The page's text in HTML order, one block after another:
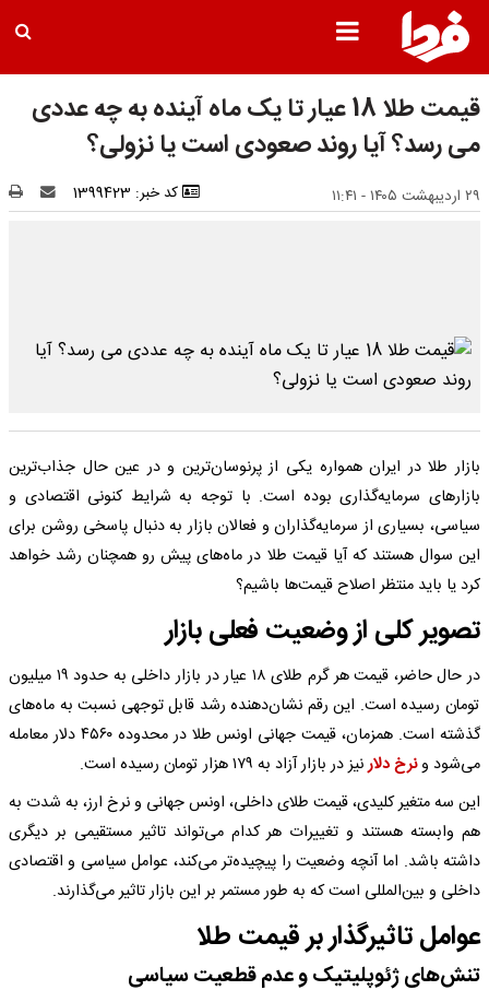
قیمت طلا 18 عیار تا یک ماه آینده به چه عددی
می رسد؟ آیا روند صعودی است یا نزولی؟
۲۹ اردیبهشت ۱۴۰۵ - ۱۱:۴۱ کد خبر: 1399423
بازار طلا در ایران همواره یکی از پرنوسان‌ترین و در عین حال جذاب‌ترین
بازارهای سرمایه‌گذاری بوده است. با توجه به شرایط کنونی اقتصادی و
سیاسی، بسیاری از سرمایه‌گذاران و فعالان بازار به دنبال پاسخی روشن برای
این سوال هستند که آیا قیمت طلا در ماه‌های پیش رو همچنان رشد خواهد
کرد یا باید منتظر اصلاح قیمت‌ها باشیم؟
تصویر کلی از وضعیت فعلی بازار
در حال حاضر، قیمت هر گرم طلای ۱۸ عیار در بازار داخلی به حدود ۱۹ میلیون
تومان رسیده است. این رقم نشان‌دهنده رشد قابل توجهی نسبت به ماه‌های
گذشته است. همزمان، قیمت جهانی اونس طلا در محدوده ۴۵۶۰ دلار معامله
می‌شود ونرخ دلارنیز در بازار آزاد به ۱۷۹ هزار تومان رسیده است.
این سه متغیر کلیدی، قیمت طلای داخلی، اونس جهانی و نرخ ارز، به شدت به
هم وابسته هستند و تغییرات هر کدام می‌تواند تاثیر مستقیمی بر دیگری
داشته باشد. اما آنچه وضعیت را پیچیده‌تر می‌کند، عوامل سیاسی و اقتصادی
داخلی و بین‌المللی است که به طور مستمر بر این بازار تاثیر می‌گذارند.
عوامل تاثیرگذار بر قیمت طلا
تنش‌های ژئوپلیتیک و عدم قطعیت سیاسی